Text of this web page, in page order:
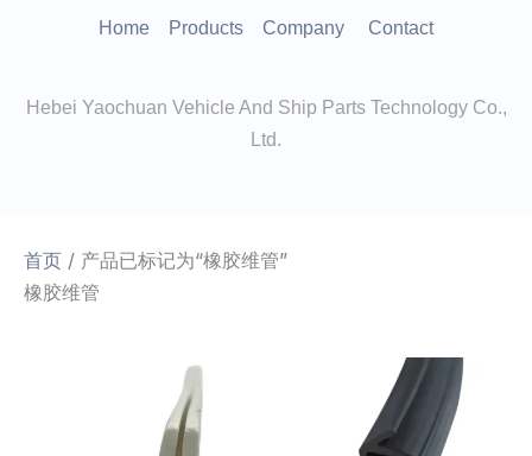
Home Products Company Contact
Hebei Yaochuan Vehicle And Ship Parts Technology Co.,
Ltd.
首页 / 产品已标记为“橡胶维管”
橡胶维管